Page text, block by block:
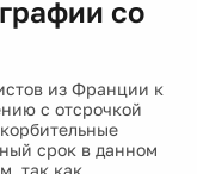
со
из Франции к
с отсрочкой
срок в данном